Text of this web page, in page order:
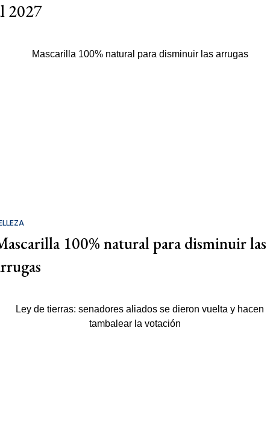
2027
100% natural para disminuir las